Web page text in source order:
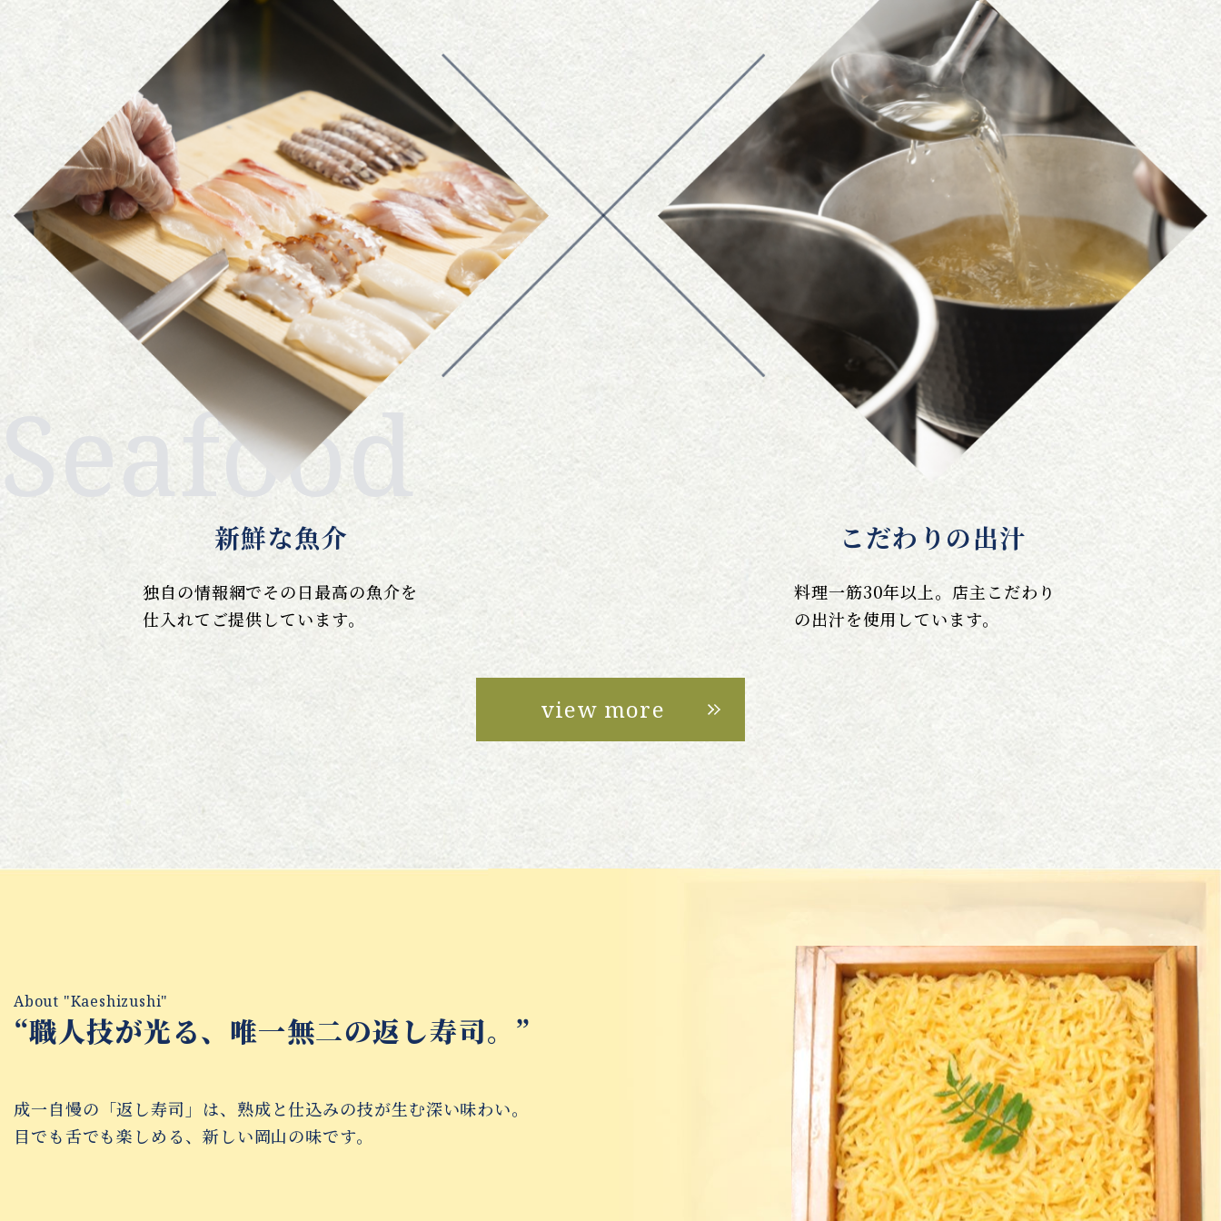
2025.07.22ホームページをリニューアルしました。
この度、ホームページをリニューアルしました。
今後とも”四季彩料理 成一”をよろしくお願いいたします。
Seafood
新鮮な魚介
独自の情報網でその日最高の魚介を
仕入れてご提供しています。
こだわりの出汁
料理一筋30年以上。店主こだわり
の出汁を使用しています。
view more
About "Kaeshizushi"
“職人技が光る、唯一無二の返し寿司。”
成一自慢の「返し寿司」は、熟成と仕込みの技が生む深い味わい。
目でも舌でも楽しめる、新しい岡山の味です。